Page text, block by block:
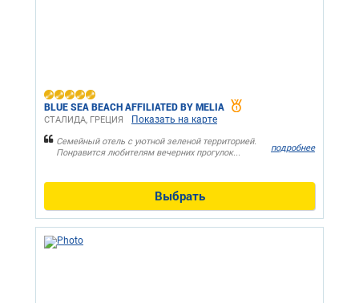
BLUE SEA BEACH AFFILIATED BY MELIA
СТАЛИДА, ГРЕЦИЯ Показать на карте
Семейный отель с уютной зеленой территорией.
Понравится любителям вечерних прогулок...
подробнее
Выбрать